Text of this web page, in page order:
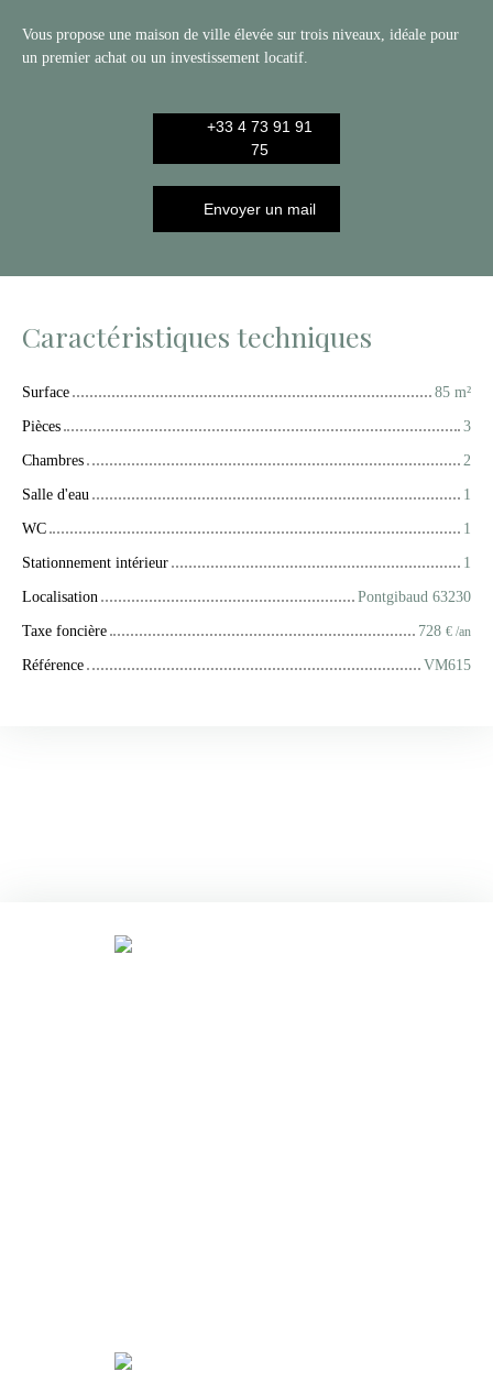
Vous propose une maison de ville élevée sur trois niveaux, idéale pour
un premier achat ou un investissement locatif.
+33 4 73 91 91
75
Envoyer un mail
Caractéristiques techniques
Surface 85 m²
Pièces
3
Chambres
2
Salle d'eau
1
WC
1
Stationnement intérieur
1
Localisation
Pontgibaud 63230
Taxe foncière
728 € /an
Référence VM615